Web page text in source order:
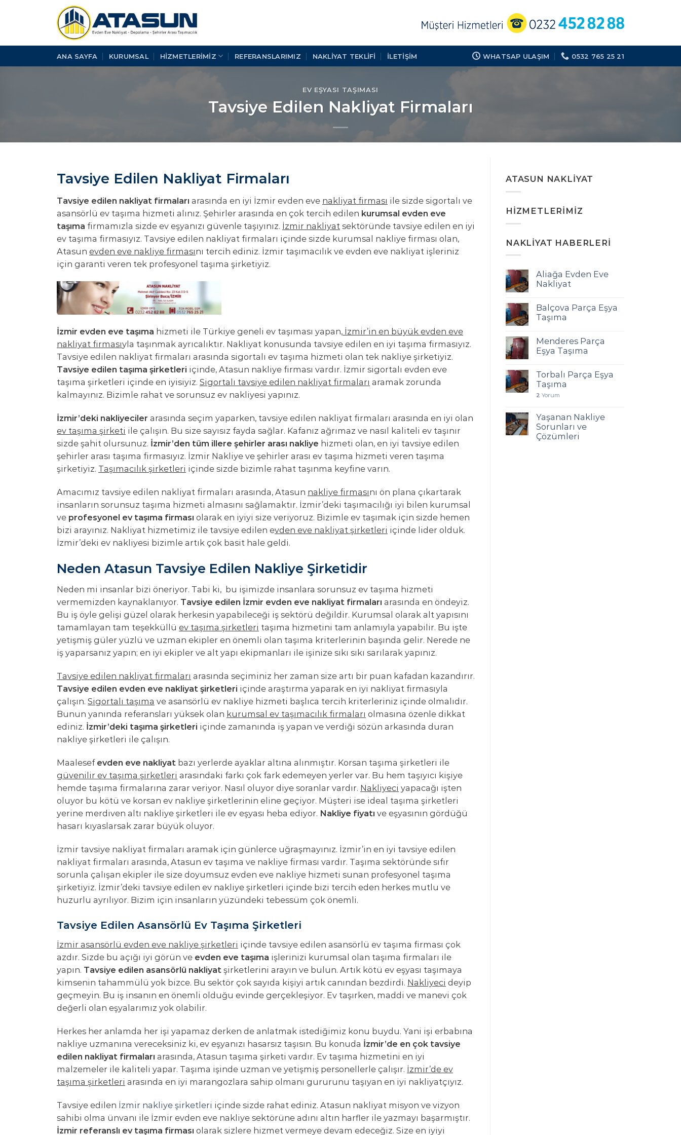
ANA SAYFA KURUMSAL HİZMETLERİMİZ REFERANSLARIMIZ NAKLIYAT TEKLIFI İLETİŞİM WHATSAP ULAŞIM 0532 765 25 21
EV EŞYASI TAŞIMASI
Tavsiye Edilen Nakliyat Firmaları
Tavsiye Edilen Nakliyat Firmaları
Tavsiye edilen nakliyat firmaları arasında en iyi İzmir evden eve nakliyat firması ile sizde sigortalı ve
asansörlü ev taşıma hizmeti alınız. Şehirler arasında en çok tercih edilen kurumsal evden eve
taşıma firmamızla sizde ev eşyanızı güvenle taşıyınız. İzmir nakliyat sektöründe tavsiye edilen en iyi
ev taşıma firmasıyız. Tavsiye edilen nakliyat firmaları içinde sizde kurumsal nakliye firması olan,
Atasun evden eve nakliye firmasını tercih ediniz. İzmir taşımacılık ve evden eve nakliyat işleriniz
için garanti veren tek profesyonel taşıma şirketiyiz.
İzmir evden eve taşıma hizmeti ile Türkiye geneli ev taşıması yapan, İzmir’in en büyük evden eve
nakliyat firmasıyla taşınmak ayrıcalıktır. Nakliyat konusunda tavsiye edilen en iyi taşıma firmasıyız.
Tavsiye edilen nakliyat firmaları arasında sigortalı ev taşıma hizmeti olan tek nakliye şirketiyiz.
Tavsiye edilen taşıma şirketleri içinde, Atasun nakliye firması vardır. İzmir sigortalı evden eve
taşıma şirketleri içinde en iyisiyiz. Sigortalı tavsiye edilen nakliyat firmaları aramak zorunda
kalmayınız. Bizimle rahat ve sorunsuz ev nakliyesi yapınız.
İzmir’deki nakliyeciler arasında seçim yaparken, tavsiye edilen nakliyat firmaları arasında en iyi olan
ev taşıma şirketi ile çalışın. Bu size sayısız fayda sağlar. Kafanız ağrımaz ve nasıl kaliteli ev taşınır
sizde şahit olursunuz. İzmir’den tüm illere şehirler arası nakliye hizmeti olan, en iyi tavsiye edilen
şehirler arası taşıma firmasıyız. İzmir Nakliye ve şehirler arası ev taşıma hizmeti veren taşıma
şirketiyiz. Taşımacılık şirketleri içinde sizde bizimle rahat taşınma keyfine varın.
Amacımız tavsiye edilen nakliyat firmaları arasında, Atasun nakliye firmasını ön plana çıkartarak
insanların sorunsuz taşıma hizmeti almasını sağlamaktır. İzmir’deki taşımacılığı iyi bilen kurumsal
ve profesyonel ev taşıma firması olarak en iyiyi size veriyoruz. Bizimle ev taşımak için sizde hemen
bizi arayınız. Nakliyat hizmetimiz ile tavsiye edilen evden eve nakliyat şirketleri içinde lider olduk.
İzmir’deki ev nakliyesi bizimle artık çok basit hale geldi.
Neden Atasun Tavsiye Edilen Nakliye Şirketidir
Neden mi insanlar bizi öneriyor. Tabi ki, bu işimizde insanlara sorunsuz ev taşıma hizmeti
vermemizden kaynaklanıyor. Tavsiye edilen İzmir evden eve nakliyat firmaları arasında en öndeyiz.
Bu iş öyle gelişi güzel olarak herkesin yapabileceği iş sektörü değildir. Kurumsal olarak alt yapısını
tamamlayan tam teşekküllü ev taşıma şirketleri taşıma hizmetini tam anlamıyla yapabilir. Bu işte
yetişmiş güler yüzlü ve uzman ekipler en önemli olan taşıma kriterlerinin başında gelir. Nerede ne
iş yaparsanız yapın; en iyi ekipler ve alt yapı ekipmanları ile işinize sıkı sıkı sarılarak yapınız.
Tavsiye edilen nakliyat firmaları arasında seçiminiz her zaman size artı bir puan kafadan kazandırır.
Tavsiye edilen evden eve nakliyat şirketleri içinde araştırma yaparak en iyi nakliyat firmasıyla
çalışın. Sigortalı taşıma ve asansörlü ev nakliye hizmeti başlıca tercih kriterleriniz içinde olmalıdır.
Bunun yanında referansları yüksek olan kurumsal ev taşımacılık firmaları olmasına özenle dikkat
ediniz. İzmir’deki taşıma şirketleri içinde zamanında iş yapan ve verdiği sözün arkasında duran
nakliye şirketleri ile çalışın.
Maalesef evden eve nakliyat bazı yerlerde ayaklar altına alınmıştır. Korsan taşıma şirketleri ile
güvenilir ev taşıma şirketleri arasındaki farkı çok fark edemeyen yerler var. Bu hem taşıyıcı kişiye
hemde taşıma firmalarına zarar veriyor. Nasıl oluyor diye soranlar vardır. Nakliyeci yapacağı işten
oluyor bu kötü ve korsan ev nakliye şirketlerinin eline geçiyor. Müşteri ise ideal taşıma şirketleri
yerine merdiven altı nakliye şirketleri ile ev eşyası heba ediyor. Nakliye fiyatı ve eşyasının gördüğü
hasarı kıyaslarsak zarar büyük oluyor.
İzmir tavsiye nakliyat firmaları aramak için günlerce uğraşmayınız. İzmir’in en iyi tavsiye edilen
nakliyat firmaları arasında, Atasun ev taşıma ve nakliye firması vardır. Taşıma sektöründe sıfır
sorunla çalışan ekipler ile size doyumsuz evden eve nakliye hizmeti sunan profesyonel taşıma
şirketiyiz. İzmir’deki tavsiye edilen ev nakliye şirketleri içinde bizi tercih eden herkes mutlu ve
huzurlu ayrılıyor. Bizim için insanların yüzündeki tebessüm çok önemli.
Tavsiye Edilen Asansörlü Ev Taşıma Şirketleri
İzmir asansörlü evden eve nakliye şirketleri içinde tavsiye edilen asansörlü ev taşıma firması çok
azdır. Sizde bu açığı iyi görün ve evden eve taşıma işlerinizi kurumsal olan taşıma firmaları ile
yapın. Tavsiye edilen asansörlü nakliyat şirketlerini arayın ve bulun. Artık kötü ev eşyası taşımaya
kimsenin tahammülü yok bizce. Bu sektör çok sayıda kişiyi artık canından bezdirdi. Nakliyeci deyip
geçmeyin. Bu iş insanın en önemli olduğu evinde gerçekleşiyor. Ev taşırken, maddi ve manevi çok
değerli olan eşyalarımız yok olabilir.
Herkes her anlamda her işi yapamaz derken de anlatmak istediğimiz konu buydu. Yani işi erbabına
nakliye uzmanına vereceksiniz ki, ev eşyanızı hasarsız taşısın. Bu konuda İzmir’de en çok tavsiye
edilen nakliyat firmaları arasında, Atasun taşıma şirketi vardır. Ev taşıma hizmetini en iyi
malzemeler ile kaliteli yapar. Taşıma işinde uzman ve yetişmiş personellerle çalışır. İzmir’de ev
taşıma şirketleri arasında en iyi marangozlara sahip olmanı gururunu taşıyan en iyi nakliyatçıyız.
Tavsiye edilen İzmir nakliye şirketleri içinde sizde rahat ediniz. Atasun nakliyat misyon ve vizyon
sahibi olma ünvanı ile İzmir evden eve nakliye sektörüne adını altın harfler ile yazmayı başarmıştır.
İzmir referanslı ev taşıma firması olarak sizlere hizmet vermeye devam edeceğiz. Size en iyiyi
ATASUN NAKLIYAT
HIZMETLERIMIZ
NAKLIYAT HABERLERI
Aliağa Evden Eve
Nakliyat
Balçova Parça Eşya
Taşıma
Menderes Parça
Eşya Taşıma
Torbalı Parça Eşya
Taşıma
2 Yorum
Yaşanan Nakliye
Sorunları ve
Çözümleri